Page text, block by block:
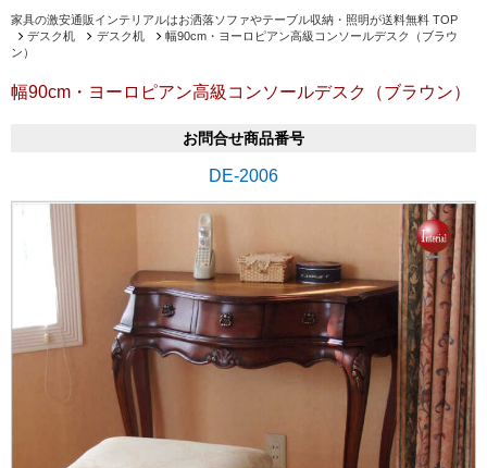
家具の激安通販インテリアルはお洒落ソファやテーブル収納・照明が送料無料 TOP
デスク机
デスク机
幅90cm・ヨーロピアン高級コンソールデスク（ブラウ
ン）
幅90cm・ヨーロピアン高級コンソールデスク（ブラウン）
お問合せ商品番号
DE-2006